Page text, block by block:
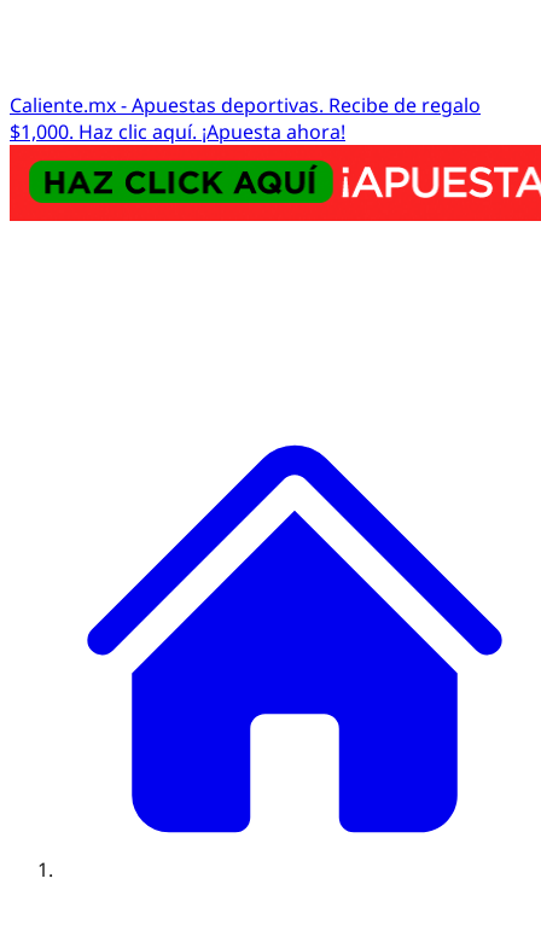
Caliente.mx - Apuestas deportivas. Recibe de regalo
$1,000. Haz clic aquí. ¡Apuesta ahora!